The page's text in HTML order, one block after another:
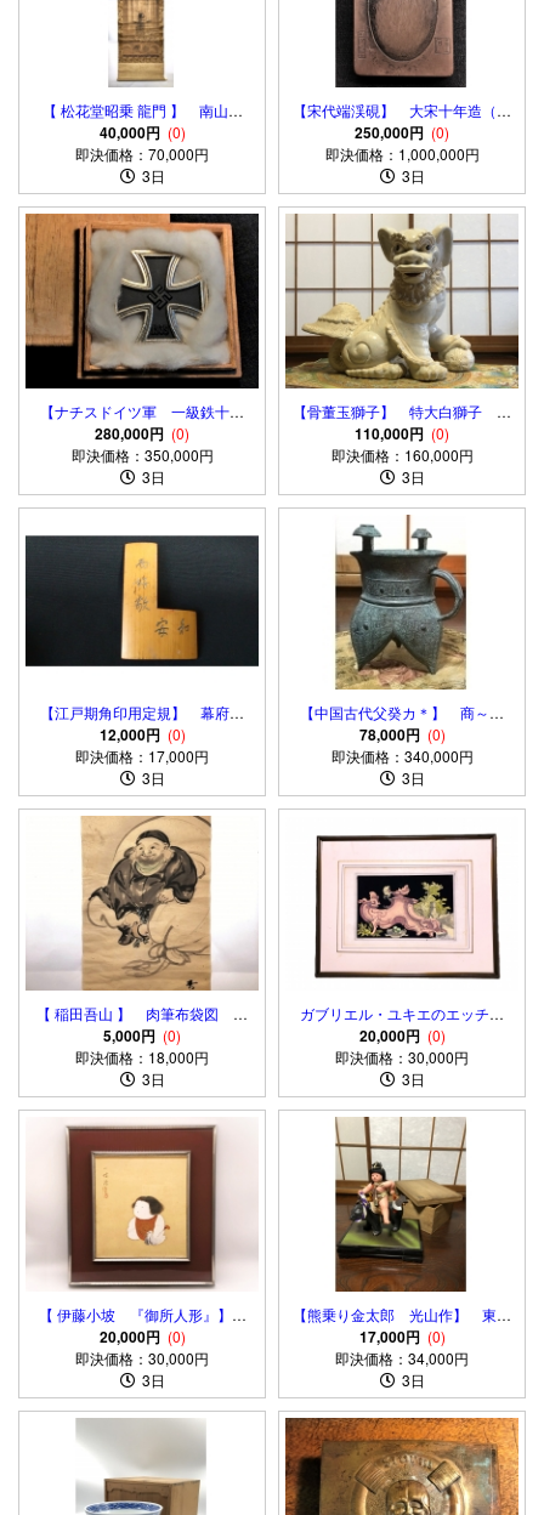
【 松花堂昭乗 龍門 】 南山隠
士 鯉瀧登図 江戸初期 軸
装
40,000円 (0)
即決価格：70,000円
3日
【宋代端渓硯】 大宋十年造（開
宝二年） 文人画家四銘刻 収蔵
放出品
250,000円 (0)
即決価格：1,000,000円
3日
【ナチスドイツ軍 一級鉄十字
章】 実物 1939年 極美
280,000円 (0)
即決価格：350,000円
3日
【骨董玉獅子】 特大白獅子 ６
８ｃｍ １９．６ｋｇ 中国古
玩 状態良好
110,000円 (0)
即決価格：160,000円
3日
【江戸期角印用定規】 幕府・
藩、大名・奉行御用達 「和安而
好敬」刻 骨董
12,000円 (0)
即決価格：17,000円
3日
【中国古代父癸カ＊】 商～西
周 中国古玩・骨董
78,000円 (0)
即決価格：340,000円
3日
【 稲田吾山 】 肉筆布袋図 捲
り 明治～昭和初期 蔵出し
品
5,000円 (0)
即決価格：18,000円
3日
ガブリエル・ユキエのエッチン
グ ジャック・ド・ラジュ原画
18世紀ロココ芸術
20,000円 (0)
即決価格：30,000円
3日
【 伊藤小坡 『御所人形』】
直筆絹本 色紙額装
20,000円 (0)
即決価格：30,000円
3日
【熊乗り金太郎 光山作】 東京
三越 共箱・共シール・添写真
明治～昭和初期
17,000円 (0)
即決価格：34,000円
3日